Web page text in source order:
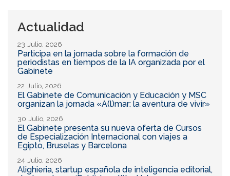
Actualidad
23 Julio, 2026
Participa en la jornada sobre la formación de
periodistas en tiempos de la IA organizada por el
Gabinete
22 Julio, 2026
El Gabinete de Comunicación y Educación y MSC
organizan la jornada «A(l)mar: la aventura de vivir»
30 Julio, 2026
El Gabinete presenta su nueva oferta de Cursos
de Especialización Internacional con viajes a
Egipto, Bruselas y Barcelona
24 Julio, 2026
Alighieria, startup española de inteligencia editorial,